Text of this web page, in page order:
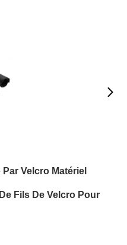
Velcro Matériel
Fils De Velcro Pour